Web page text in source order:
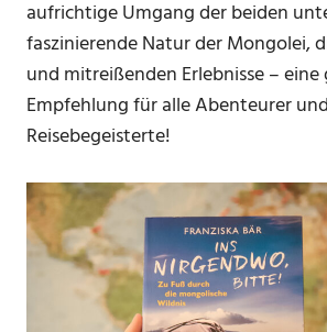
aufrichtige Umgang der beiden
faszinierende Natur der Mongolei,
und mitreißenden Erlebnisse –
Empfehlung für alle Abenteurer und
Reisebegeisterte!